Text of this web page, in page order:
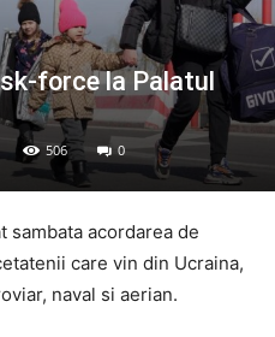
force la Palatul
506 0
sambata acordarea de
care vin din Ucraina,
naval si aerian.